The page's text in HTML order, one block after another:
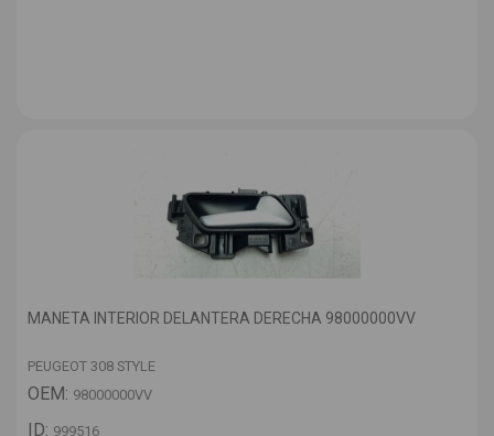
MANETA INTERIOR DELANTERA DERECHA 98000000VV
PEUGEOT 308 STYLE
OEM: 98000000VV
ID: 999516